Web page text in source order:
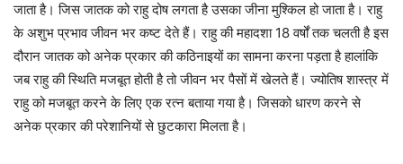
जाता है। जिस जातक को राहु दोष लगता है उसका जीना मुश्किल हो जाता है। राहु
के अशुभ प्रभाव जीवन भर कष्ट देते हैं। राहु की महादशा 18 वर्षों तक चलती है इस
दौरान जातक को अनेक प्रकार की कठिनाइयों का सामना करना पड़ता है हालांकि
जब राहु की स्थिति मजबूत होती है तो जीवन भर पैसों में खेलते हैं। ज्योतिष शास्त्र में
राहु को मजबूत करने के लिए एक रत्न बताया गया है। जिसको धारण करने से
अनेक प्रकार की परेशानियों से छुटकारा मिलता है।